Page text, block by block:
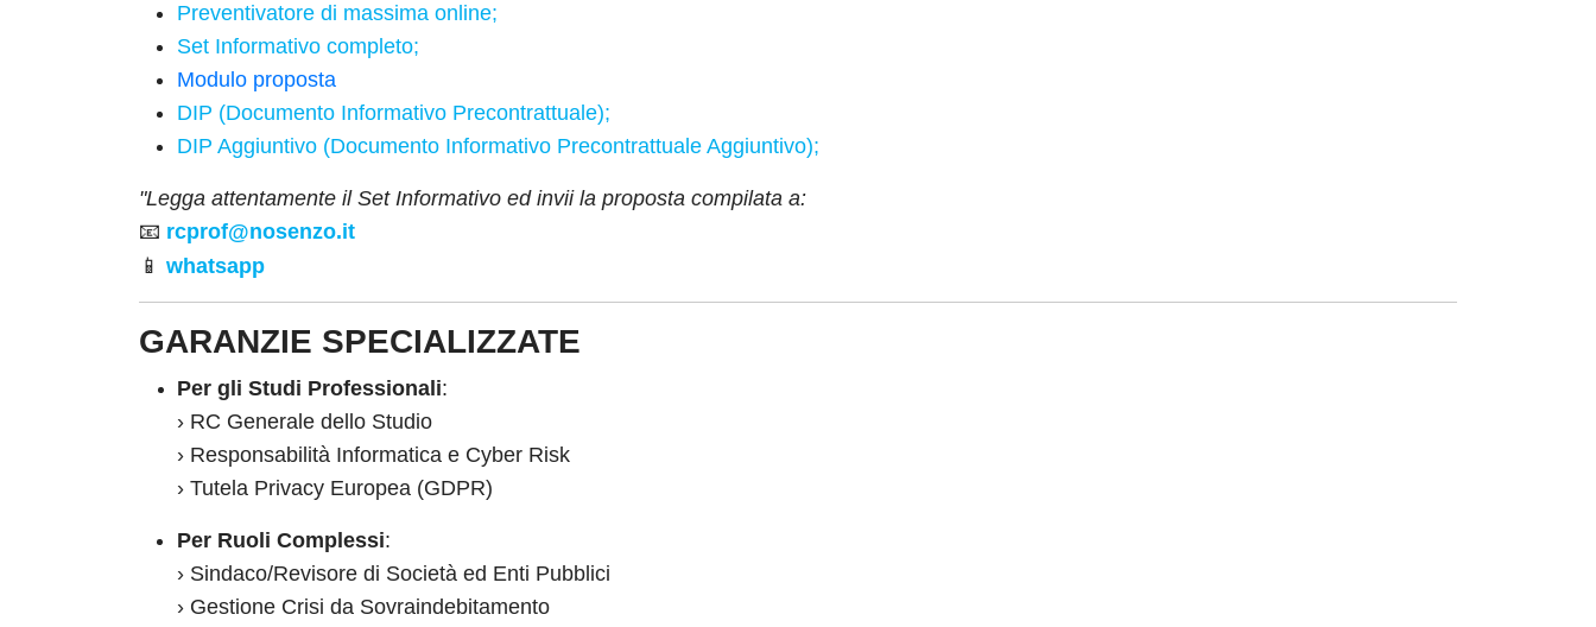
Preventivatore di massima online;
Set Informativo completo;
Modulo proposta
DIP (Documento Informativo Precontrattuale);
DIP Aggiuntivo (Documento Informativo Precontrattuale Aggiuntivo);
"Legga attentamente il Set Informativo ed invii la proposta compilata a:
📧 rcprof@nosenzo.it
📱 whatsapp
GARANZIE SPECIALIZZATE
Per gli Studi Professionali:
› RC Generale dello Studio
› Responsabilità Informatica e Cyber Risk
› Tutela Privacy Europea (GDPR)
Per Ruoli Complessi:
› Sindaco/Revisore di Società ed Enti Pubblici
› Gestione Crisi da Sovraindebitamento